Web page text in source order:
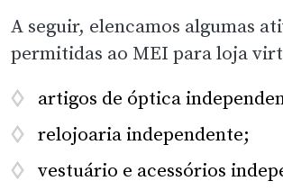
A seguir, elencamos algumas
permitidas ao MEI para loja
artigos de óptica
relojoaria independente;
vestuário e acessórios